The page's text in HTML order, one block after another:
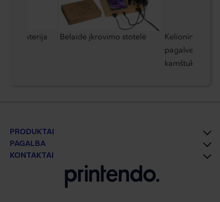
baterija Belaidė įkrovimo stotelė
Kelioninis
pagalve,
kamštukais
PRODUKTAI
PAGALBA
KONTAKTAI